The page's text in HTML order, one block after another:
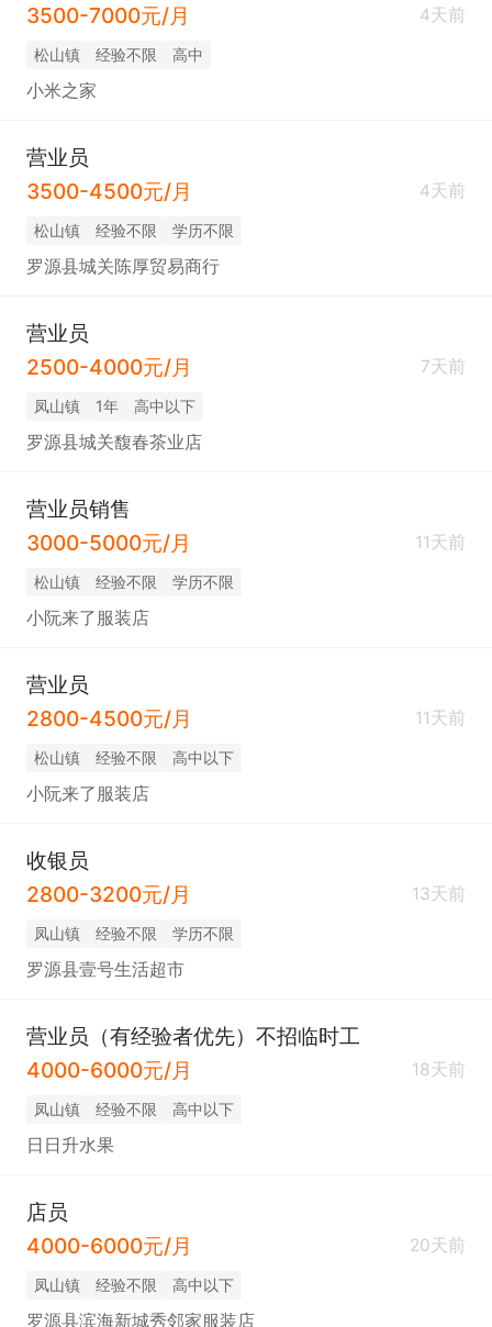
3500-7000元/月
4天前
松山镇 经验不限 高中
小米之家
营业员
3500-4500元/月
4天前
松山镇 经验不限 学历不限
罗源县城关陈厚贸易商行
营业员
2500-4000元/月
7天前
凤山镇 1年 高中以下
罗源县城关馥春茶业店
营业员销售
3000-5000元/月
11天前
松山镇 经验不限 学历不限
小阮来了服装店
营业员
2800-4500元/月
11天前
松山镇 经验不限 高中以下
小阮来了服装店
收银员
2800-3200元/月
13天前
凤山镇 经验不限 学历不限
罗源县壹号生活超市
营业员（有经验者优先）不招临时工
4000-6000元/月
18天前
凤山镇 经验不限 高中以下
日日升水果
店员
4000-6000元/月
20天前
凤山镇 经验不限 高中以下
罗源县滨海新城秀邻家服装店